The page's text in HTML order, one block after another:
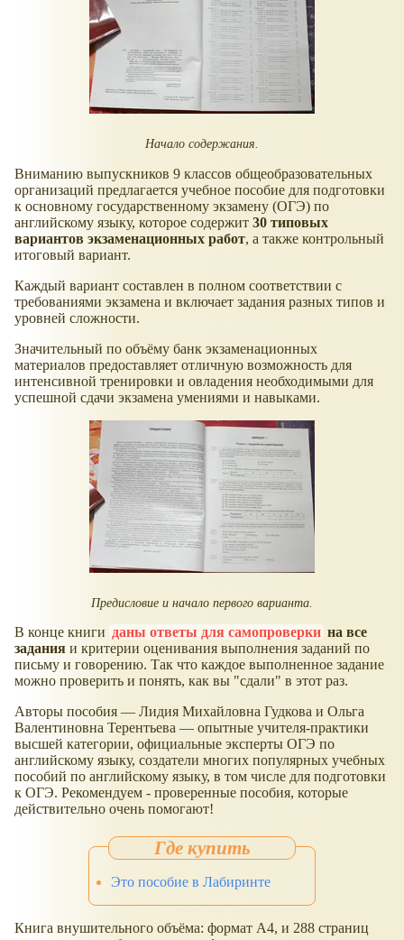
Начало содержания.
Вниманию выпускников 9 классов общеобразовательных
организаций предлагается учебное пособие для подготовки
к основному государственному экзамену (ОГЭ) по
английскому языку, которое содержит 30 типовых
вариантов экзаменационных работ, а также контрольный
итоговый вариант.
Каждый вариант составлен в полном соответствии с
требованиями экзамена и включает задания разных типов и
уровней сложности.
Значительный по объёму банк экзаменационных
материалов предоставляет отличную возможность для
интенсивной тренировки и овладения необходимыми для
успешной сдачи экзамена умениями и навыками.
Предисловие и начало первого варианта.
В конце книги даны ответы для самопроверки на все
задания и критерии оценивания выполнения заданий по
письму и говорению. Так что каждое выполненное задание
можно проверить и понять, как вы "сдали" в этот раз.
Авторы пособия — Лидия Михайловна Гудкова и Ольга
Валентиновна Терентьева — опытные учителя-практики
высшей категории, официальные эксперты ОГЭ по
английскому языку, создатели многих популярных учебных
пособий по английскому языку, в том числе для подготовки
к ОГЭ. Рекомендуем - проверенные пособия, которые
действительно очень помогают!
Это пособие в Лабиринте
Книга внушительного объёма: формат А4, и 288 страниц